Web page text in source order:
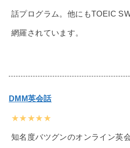
話プログラム。他にもTOEIC
網羅されています。
DMM英会話
★★★★★
知名度バツグンのオンライン英